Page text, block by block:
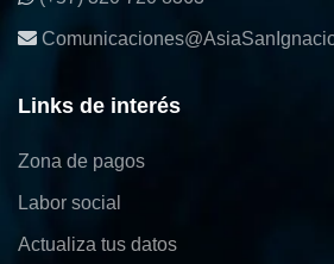
Links de interés
Zona de pagos
Labor social
Actualiza tus datos